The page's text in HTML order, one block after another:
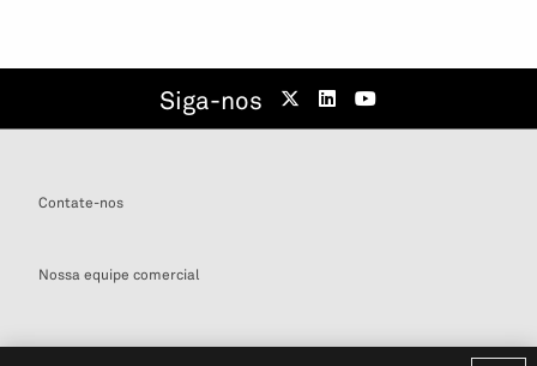
Siga-nos
Contate-nos
Nossa equipe comercial